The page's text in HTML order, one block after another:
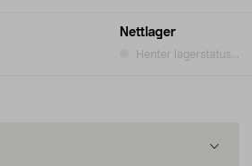
Nettlager
Henter lagerstatus...